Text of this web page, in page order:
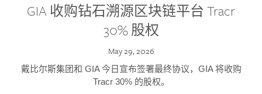
GIA 收购钻石溯源区块链平台 Tracr
30% 股权
May 29, 2026
戴比尔斯集团和 GIA 今日宣布签署最终协议，GIA 将收购
Tracr 30% 的股权。